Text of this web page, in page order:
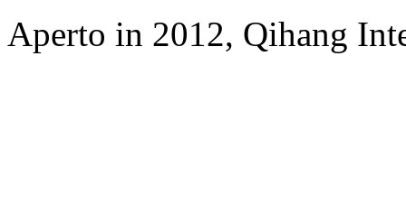
Aperto in 2012, Qihang